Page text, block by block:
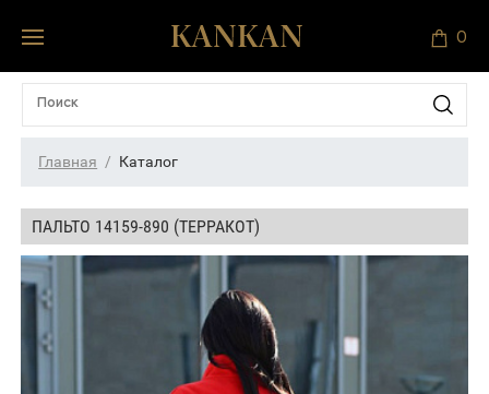
0
Главная Каталог
ПАЛЬТО 14159-890 (ТЕРРАКОТ)